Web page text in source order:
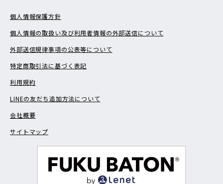
個人情報保護方針
個人情報の取扱い及び利用者情報の外部送信について
外部送信規律事項の公表等について
特定商取引法に基づく表記
利用規約
LINEの友だち追加方法について
会社概要
サイトマップ